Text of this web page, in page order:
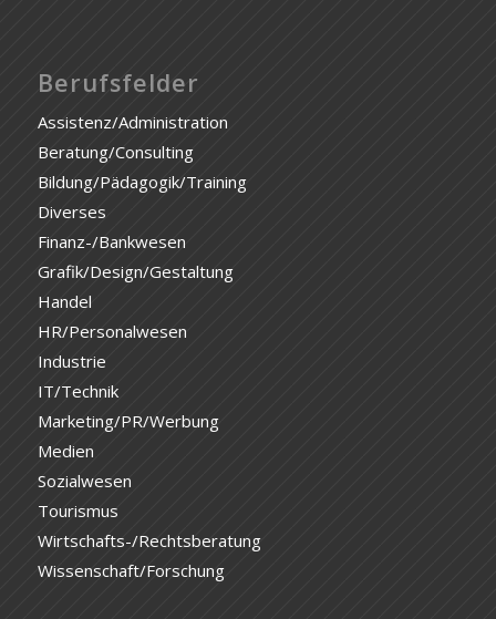
Berufsfelder
Assistenz/Administration
Beratung/Consulting
Bildung/Pädagogik/Training
Diverses
Finanz-/Bankwesen
Grafik/Design/Gestaltung
Handel
HR/Personalwesen
Industrie
IT/Technik
Marketing/PR/Werbung
Medien
Sozialwesen
Tourismus
Wirtschafts-/Rechtsberatung
Wissenschaft/Forschung